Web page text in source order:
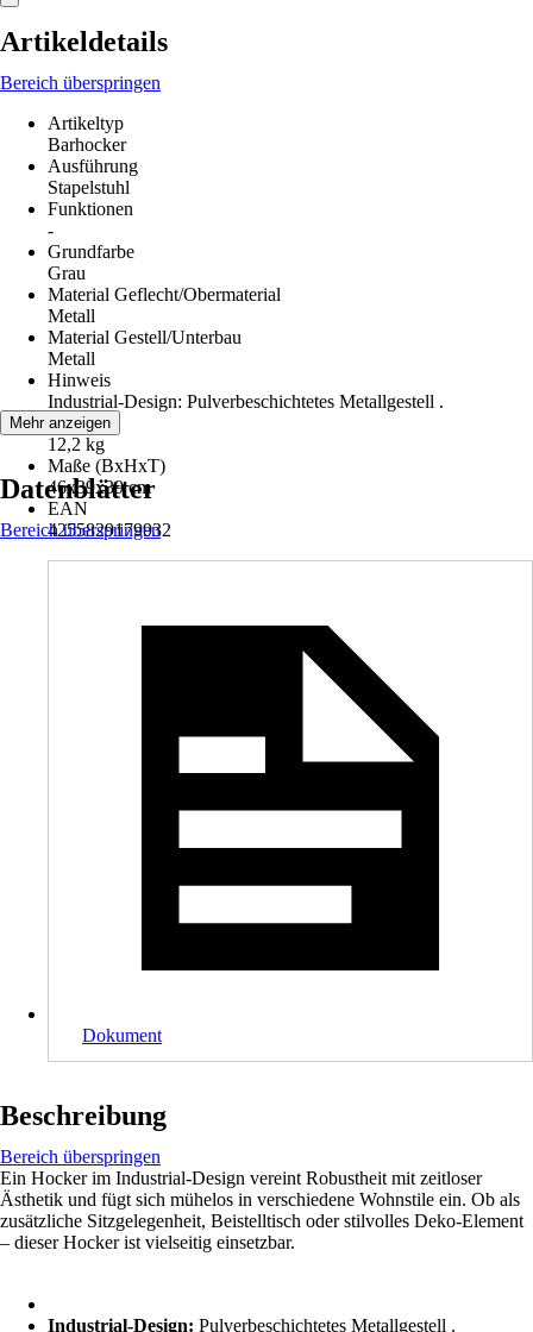
Artikeldetails
Bereich überspringen
Artikeltyp
Barhocker
Ausführung
Stapelstuhl
Funktionen
-
Grundfarbe
Grau
Material Geflecht/Obermaterial
Metall
Material Gestell/Unterbau
Metall
Hinweis
Industrial-Design: Pulverbeschichtetes Metallgestell .
Gewicht
12,2 kg
Maße (BxHxT)
46x39x39 cm
EAN
4255829179932
Mehr anzeigen
Datenblätter
Bereich überspringen
Dokument
Beschreibung
Bereich überspringen
Ein Hocker im Industrial-Design vereint Robustheit mit zeitloser
Ästhetik und fügt sich mühelos in verschiedene Wohnstile ein. Ob als
zusätzliche Sitzgelegenheit, Beistelltisch oder stilvolles Deko-Element
– dieser Hocker ist vielseitig einsetzbar.
Industrial-Design: Pulverbeschichtetes Metallgestell .